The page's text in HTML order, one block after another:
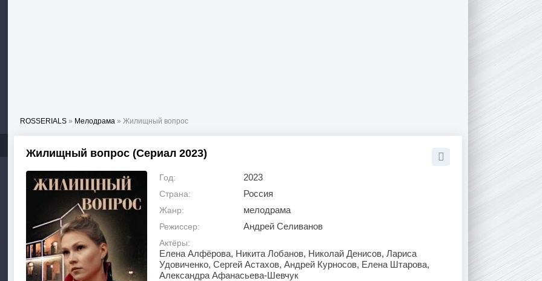
ROSSERIALS » Мелодрама » Жилищный вопрос
Жилищный вопрос (Сериал 2023)
Год: 2023
Страна: Россия
Жанр: мелодрама
Режиссер: Андрей Селиванов
Актёры:
Елена Алфёрова, Никита Лобанов, Николай Денисов, Лариса
Удовиченко, Сергей Астахов, Андрей Курносов, Елена Штарова,
Александра Афанасьева-Шевчук